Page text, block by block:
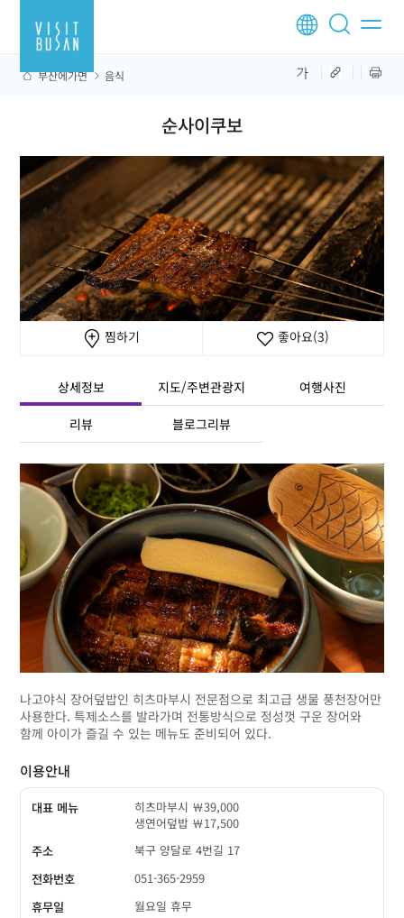
부산에가면 음식
순사이쿠보
찜하기 좋아요(3)
상세정보 지도/주변관광지 여행사진
리뷰 블로그리뷰
나고야식 장어덮밥인 히츠마부시 전문점으로 최고급 생물 풍천장어만
사용한다. 특제소스를 발라가며 전통방식으로 정성껏 구운 장어와
함께 아이가 즐길 수 있는 메뉴도 준비되어 있다.
이용안내
대표 메뉴
히츠마부시 ￦39,000
생연어덮밥 ￦17,500
주소
북구 양달로 4번길 17
전화번호
051-365-2959
휴무일
월요일 휴무